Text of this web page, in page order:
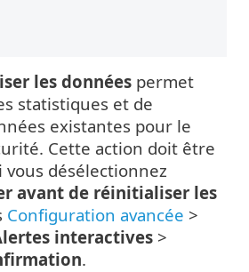
les données permet
statistiques et de
existantes pour le
Cette action doit être
vous désélectionnez
avant de réinitialiser les
Configuration avancée >
interactives >
.